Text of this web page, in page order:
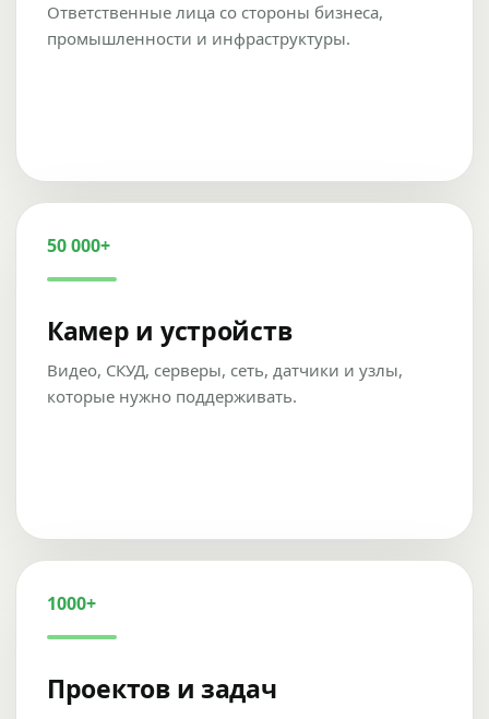
Ответственные лица со стороны бизнеса,
промышленности и инфраструктуры.
50 000+
Камер и устройств
Видео, СКУД, серверы, сеть, датчики и узлы,
которые нужно поддерживать.
1000+
Проектов и задач